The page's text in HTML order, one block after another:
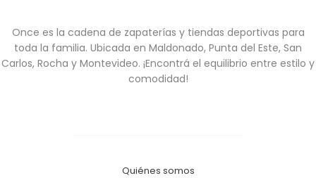
Once es la cadena de zapaterías y tiendas deportivas para
toda la familia. Ubicada en Maldonado, Punta del Este, San
Carlos, Rocha y Montevideo. ¡Encontrá el equilibrio entre estilo y
comodidad!
Quiénes somos